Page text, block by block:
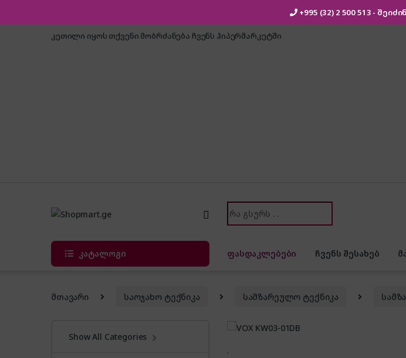
+995 (32) 2 500 513 -
კეთილი იყოს თქვენი მობრძანება ჩვენს ჰიპერმარკეტში
Search for:
კატალოგი ფასდაკლებები ჩვენს შესახებ
მთავარი საოჯახო ტექნიკა სამზარეულო ტექნიკა
Show All Categories